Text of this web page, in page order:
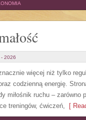
2026
więcej niż tylko
codzienną energię.
miłośnik ruchu –
treningów, ćwiczeń, [